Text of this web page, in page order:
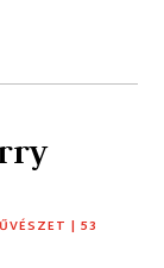
| 53